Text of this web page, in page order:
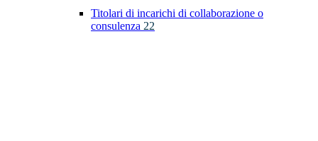
Titolari di incarichi di collaborazione o
consulenza 22